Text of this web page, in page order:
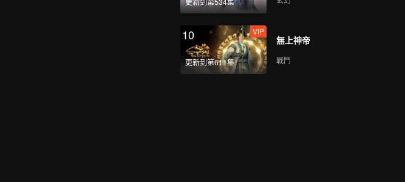
10
更新到第611集
VIP
無上神帝
戰鬥